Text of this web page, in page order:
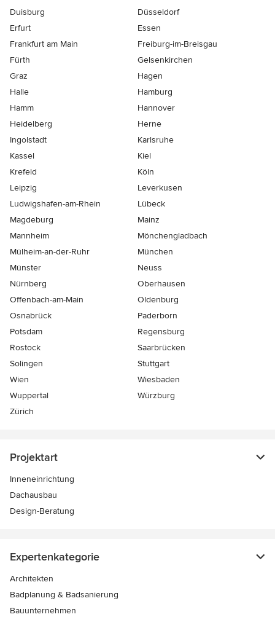
Duisburg
Düsseldorf
Erfurt
Essen
Frankfurt am Main
Freiburg-im-Breisgau
Fürth
Gelsenkirchen
Graz
Hagen
Halle
Hamburg
Hamm
Hannover
Heidelberg
Herne
Ingolstadt
Karlsruhe
Kassel
Kiel
Krefeld
Köln
Leipzig
Leverkusen
Ludwigshafen-am-Rhein
Lübeck
Magdeburg
Mainz
Mannheim
Mönchen­gladbach
Mülheim-an-der-Ruhr
München
Münster
Neuss
Nürnberg
Oberhausen
Offenbach-am-Main
Oldenburg
Osnabrück
Paderborn
Potsdam
Regensburg
Rostock
Saarbrücken
Solingen
Stuttgart
Wien
Wiesbaden
Wuppertal
Würzburg
Zürich
Projektart
Inneneinrichtung
Dachausbau
Design-Beratung
Expertenkategorie
Architekten
Badplanung & Badsanierung
Bauunternehmen